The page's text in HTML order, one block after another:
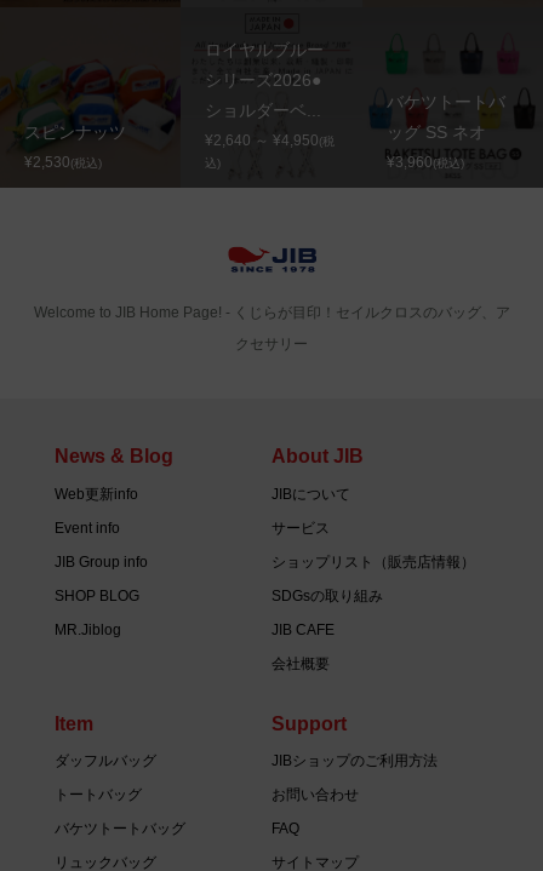
スピンナッツ
¥2,530(税込)
ロイヤルブルー
シリーズ2026●
ショルダーベ...
¥2,640 ～ ¥4,950(税
込)
バケツトートバ
ッグ SS ネオ
¥3,960(税込)
Welcome to JIB Home Page! ‐ くじらが目印！セイルクロスのバッグ、ア
クセサリー
News & Blog
Web更新info
Event info
JIB Group info
SHOP BLOG
MR.Jiblog
About JIB
JIBについて
サービス
ショップリスト（販売店情報）
SDGsの取り組み
JIB CAFE
会社概要
Item
ダッフルバッグ
トートバッグ
バケツトートバッグ
リュックバッグ
Support
JIBショップのご利用方法
お問い合わせ
FAQ
サイトマップ